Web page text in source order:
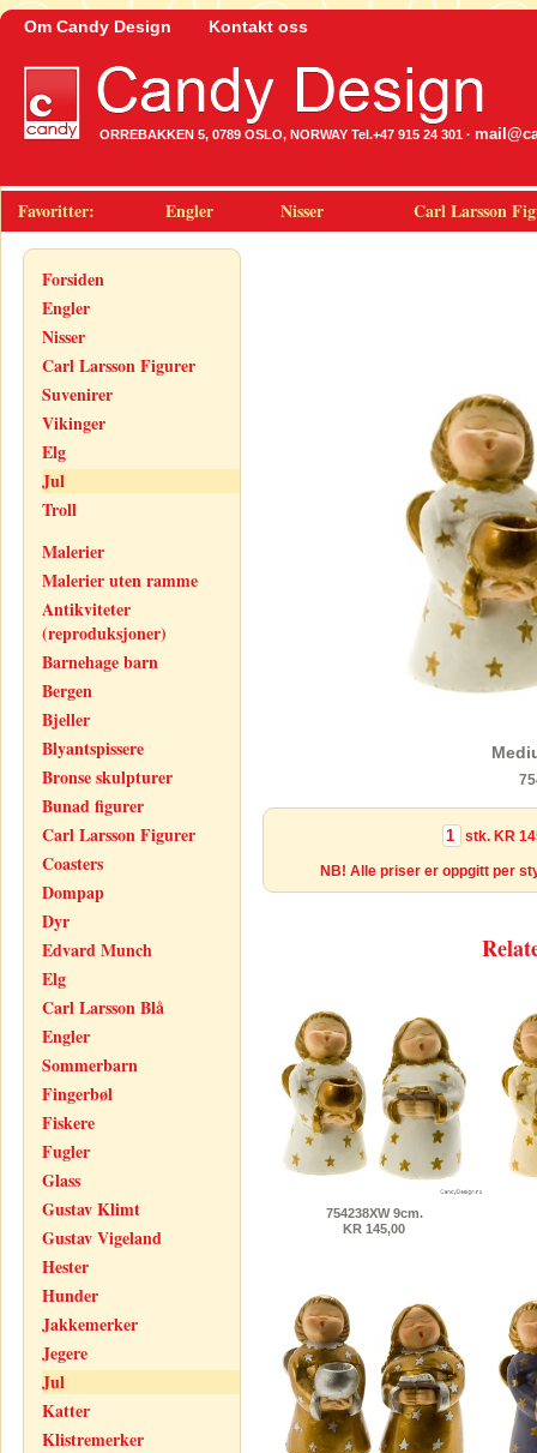
Om Candy Design Kontakt oss
ORREBAKKEN 5, 0789 OSLO, NORWAY Tel.+47 915 24 301 ·
Favoritter: Engler Nisser Carl Larsson
Forsiden
Engler
Nisser
Carl Larsson Figurer
Suvenirer
Vikinger
Elg
Jul
Troll
Malerier
Malerier uten ramme
Antikviteter
(reproduksjoner)
Barnehage barn
Bergen
Bjeller
Blyantspissere
Bronse skulpturer
Bunad figurer
Carl Larsson Figurer
Coasters
Dompap
Dyr
Edvard Munch
Elg
Carl Larsson Blå
Engler
Sommerbarn
Fingerbøl
Fiskere
Fugler
Glass
Gustav Klimt
Gustav Vigeland
Hester
Hunder
Jakkemerker
Jegere
Jul
Katter
Klistremerker
stk. KR
NB! Alle priser er oppgitt per
754238XW 9cm.
KR 145,00